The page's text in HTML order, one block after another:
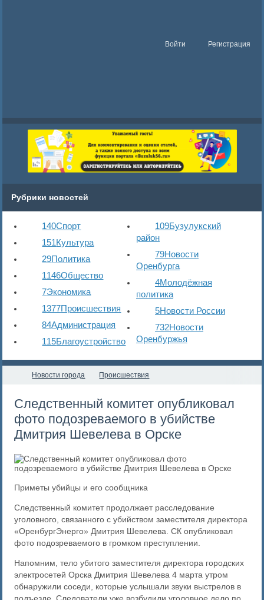
Войти Регистрация
Рубрики новостей
140Спорт
151Культура
29Политика
1146Общество
7Экономика
1377Происшествия
84Администрация
115Благоустройство
109Бузулукский
район
79Новости
Оренбурга
4Молодёжная
политика
5Новости России
732Новости
Оренбуржья
Новости города Происшествия
​Следственный комитет опубликовал
фото подозреваемого в убийстве
Дмитрия Шевелева в Орске
Приметы убийцы и его сообщника
Следственный комитет продолжает расследование
уголовного, связанного с убийством заместителя директора
«ОренбургЭнерго» Дмитрия Шевелева. СК опубликовал
фото подозреваемого в громком преступлении.
Напомним, тело убитого заместителя директора городских
электросетей Орска Дмитрия Шевелева 4 марта утром
обнаружили соседи, которые услышали звуки выстрелов в